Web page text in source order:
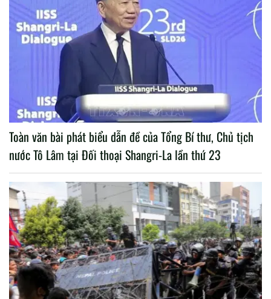
Toàn văn bài phát biểu dẫn đề của Tổng Bí thư, Chủ tịch
nước Tô Lâm tại Đối thoại Shangri-La lần thứ 23